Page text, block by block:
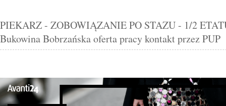
PIEKARZ - ZOBOWIĄZANIE PO STAZU - 1/2
Bukowina Bobrzańska oferta pracy kontakt przez PUP